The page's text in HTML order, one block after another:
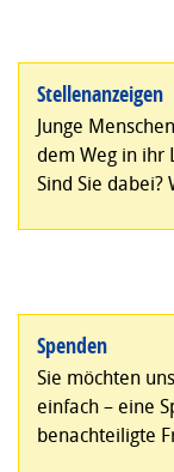
Stellenanzeigen
Junge
dem Weg in ihr
Sind Sie dabei?
Spenden
Sie möchten
einfach – eine
benachteiligte